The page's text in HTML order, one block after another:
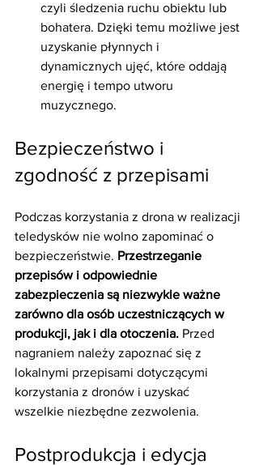
czyli śledzenia ruchu obiektu lub
bohatera. Dzięki temu możliwe jest
uzyskanie płynnych i
dynamicznych ujęć, które oddają
energię i tempo utworu
muzycznego.
Bezpieczeństwo i
zgodność z przepisami
Podczas korzystania z drona w realizacji
teledysków nie wolno zapominać o
bezpieczeństwie. Przestrzeganie
przepisów i odpowiednie
zabezpieczenia są niezwykle ważne
zarówno dla osób uczestniczących w
produkcji, jak i dla otoczenia. Przed
nagraniem należy zapoznać się z
lokalnymi przepisami dotyczącymi
korzystania z dronów i uzyskać
wszelkie niezbędne zezwolenia.
Postprodukcja i edycja